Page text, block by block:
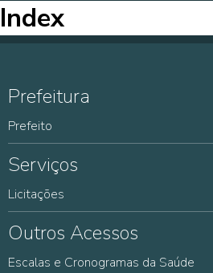
Index
Prefeitura
Prefeito
Serviços
Licitações
Outros Acessos
Escalas e Cronogramas da Saúde